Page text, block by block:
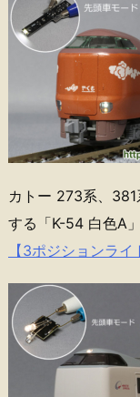
カトー 273系、
する「K-54 白色A」
【3ポジションラ